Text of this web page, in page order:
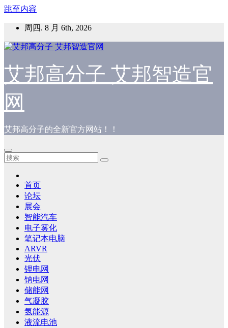
跳至内容
周四. 8 月 6th, 2026
艾邦高分子 艾邦智造官
网
艾邦高分子的全新官方网站！！
首页
论坛
展会
智能汽车
电子雾化
笔记本电脑
ARVR
光伏
锂电网
钠电网
储能网
气凝胶
氢能源
液流电池